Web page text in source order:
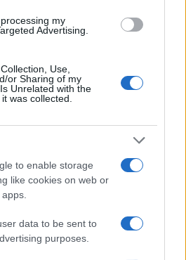
my
Advertising.
Use,
or Sharing of my
Unrelated with the
was collected.
to enable storage
like cookies on web or
data to be sent to
purposes.
criptomoedas acusado de desviar